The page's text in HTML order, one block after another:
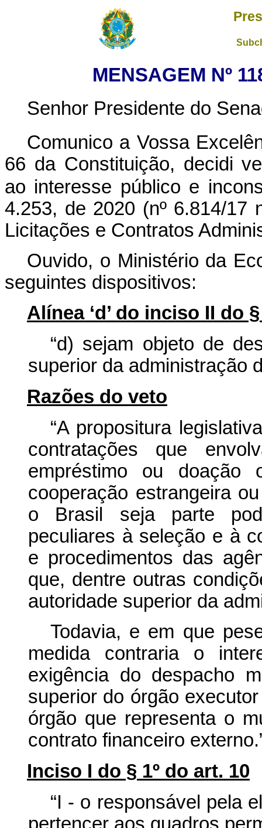
MENSAGEM Nº
Senhor Presidente do
Comunico a Vossa
66 da Constituição, decidi
ao interesse público e
4.253, de 2020 (nº 6.814/17
Licitações e Contratos
Ouvido, o Ministério da
seguintes dispositivos:
Alínea ‘d’ do inciso II do
“d) sejam objeto de
superior da administração
Razões do veto
“A propositura
contratações que
empréstimo ou doação
cooperação estrangeira
o Brasil seja parte
peculiares à seleção e à
e procedimentos das
que, dentre outras
autoridade superior da
Todavia, e em que
medida contraria o
exigência do despacho
superior do órgão
órgão que representa o
contrato financeiro
Inciso I do § 1º do art. 10
“I - o responsável pela